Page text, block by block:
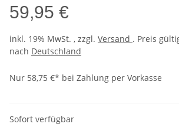
59,95 €
inkl. 19% MwSt. , zzgl. Versand . Preis
nach Deutschland
Nur 58,75 €* bei Zahlung per Vorkasse
Sofort verfügbar